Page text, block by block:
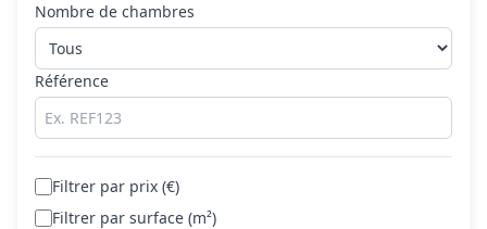
Nombre de chambres
Référence
Filtrer par prix (€)
Filtrer par surface (m²)